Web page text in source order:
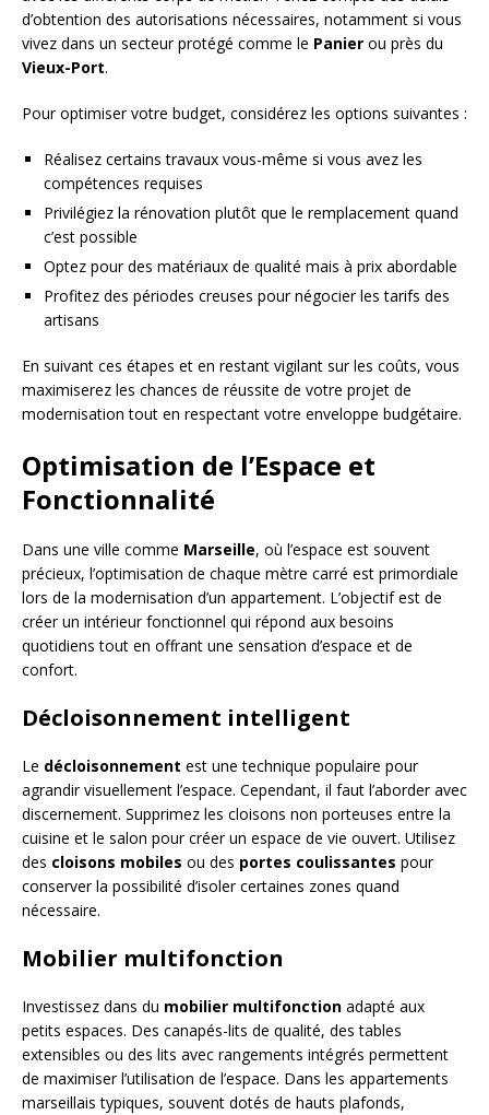
d’obtention des autorisations nécessaires, notamment si vous
vivez dans un secteur protégé comme le Panier ou près du
Vieux-Port.
Pour optimiser votre budget, considérez les options suivantes :
Réalisez certains travaux vous-même si vous avez les
compétences requises
Privilégiez la rénovation plutôt que le remplacement quand
c’est possible
Optez pour des matériaux de qualité mais à prix abordable
Profitez des périodes creuses pour négocier les tarifs des
artisans
En suivant ces étapes et en restant vigilant sur les coûts, vous
maximiserez les chances de réussite de votre projet de
modernisation tout en respectant votre enveloppe budgétaire.
Optimisation de l’Espace et
Fonctionnalité
Dans une ville comme Marseille, où l’espace est souvent
précieux, l’optimisation de chaque mètre carré est primordiale
lors de la modernisation d’un appartement. L’objectif est de
créer un intérieur fonctionnel qui répond aux besoins
quotidiens tout en offrant une sensation d’espace et de
confort.
Décloisonnement intelligent
Le décloisonnement est une technique populaire pour
agrandir visuellement l’espace. Cependant, il faut l’aborder avec
discernement. Supprimez les cloisons non porteuses entre la
cuisine et le salon pour créer un espace de vie ouvert. Utilisez
des cloisons mobiles ou des portes coulissantes pour
conserver la possibilité d’isoler certaines zones quand
nécessaire.
Mobilier multifonction
Investissez dans du mobilier multifonction adapté aux
petits espaces. Des canapés-lits de qualité, des tables
extensibles ou des lits avec rangements intégrés permettent
de maximiser l’utilisation de l’espace. Dans les appartements
marseillais typiques, souvent dotés de hauts plafonds,